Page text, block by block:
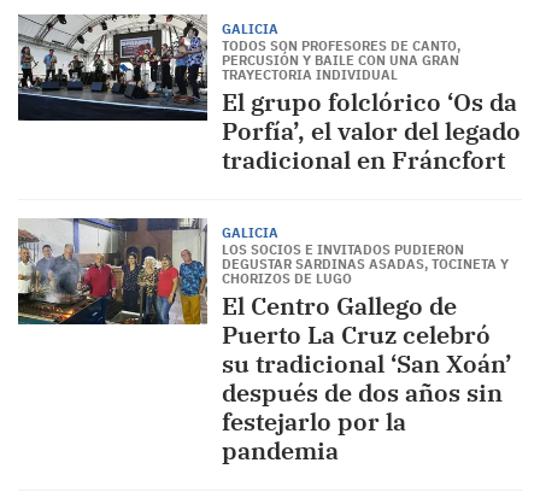
GALICIA
TODOS SON PROFESORES DE CANTO,
PERCUSIÓN Y BAILE CON UNA GRAN
TRAYECTORIA INDIVIDUAL
El grupo folclórico ‘Os da
Porfía’, el valor del legado
tradicional en Fráncfort
GALICIA
LOS SOCIOS E INVITADOS PUDIERON
DEGUSTAR SARDINAS ASADAS, TOCINETA Y
CHORIZOS DE LUGO
El Centro Gallego de
Puerto La Cruz celebró
su tradicional ‘San Xoán’
después de dos años sin
festejarlo por la
pandemia